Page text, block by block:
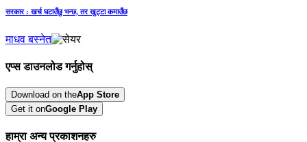
सरकार : खर्च घटाउँछु भन्छ, तर खुट्टा कमाउँछ
माधव बस्नेत
एप्स डाउनलोड गर्नुहोस्
Download on theApp Store
Get it onGoogle Play
हाम्रा अन्य प्रकाशनहरु